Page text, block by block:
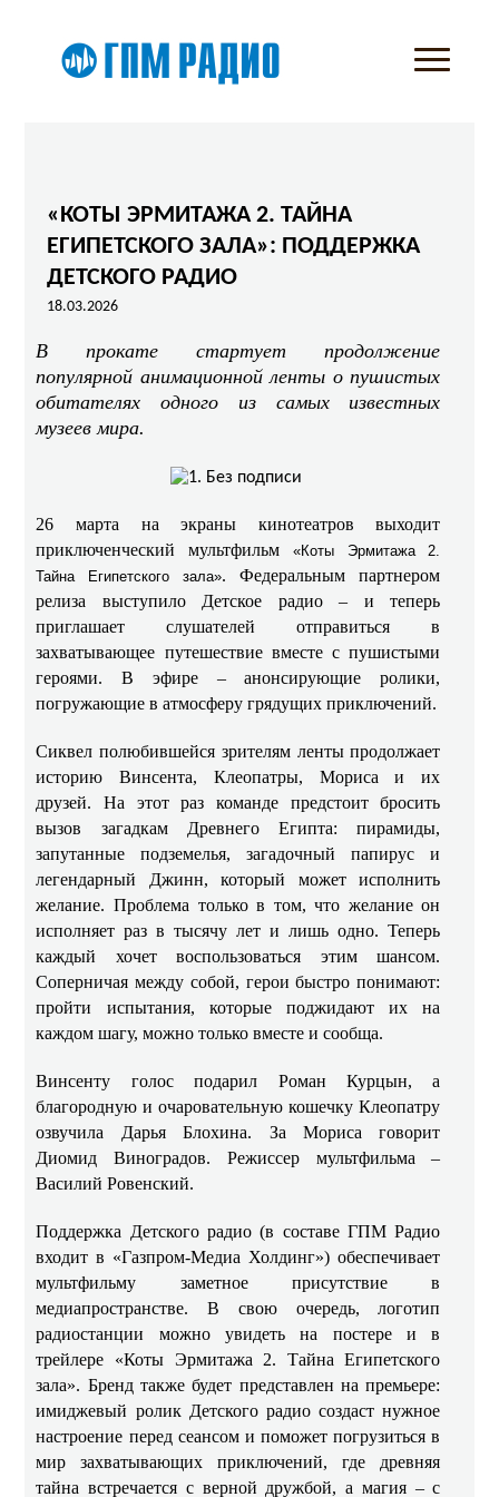
«КОТЫ ЭРМИТАЖА 2. ТАЙНА
ЕГИПЕТСКОГО ЗАЛА»: ПОДДЕРЖКА
ДЕТСКОГО РАДИО
18.03.2026
В прокате стартует продолжение
популярной анимационной ленты о пушистых
обитателях одного из самых известных
музеев мира.
26 марта на экраны кинотеатров выходит
приключенческий мультфильм «Коты Эрмитажа 2.
Тайна Египетского зала». Федеральным партнером
релиза выступило Детское радио – и теперь
приглашает слушателей отправиться в
захватывающее путешествие вместе с пушистыми
героями. В эфире – анонсирующие ролики,
погружающие в атмосферу грядущих приключений.
Сиквел полюбившейся зрителям ленты продолжает
историю Винсента, Клеопатры, Мориса и их
друзей. На этот раз команде предстоит бросить
вызов загадкам Древнего Египта: пирамиды,
запутанные подземелья, загадочный папирус и
легендарный Джинн, который может исполнить
желание. Проблема только в том, что желание он
исполняет раз в тысячу лет и лишь одно. Теперь
каждый хочет воспользоваться этим шансом.
Соперничая между собой, герои быстро понимают:
пройти испытания, которые поджидают их на
каждом шагу, можно только вместе и сообща.
Винсенту голос подарил Роман Курцын, а
благородную и очаровательную кошечку Клеопатру
озвучила Дарья Блохина. За Мориса говорит
Диомид Виноградов. Режиссер мультфильма –
Василий Ровенский.
Поддержка Детского радио (в составе ГПМ Радио
входит в «Газпром-Медиа Холдинг») обеспечивает
мультфильму заметное присутствие в
медиапространстве. В свою очередь, логотип
радиостанции можно увидеть на постере и в
трейлере «Коты Эрмитажа 2. Тайна Египетского
зала». Бренд также будет представлен на премьере:
имиджевый ролик Детского радио создаст нужное
настроение перед сеансом и поможет погрузиться в
мир захватывающих приключений, где древняя
тайна встречается с верной дружбой, а магия – с